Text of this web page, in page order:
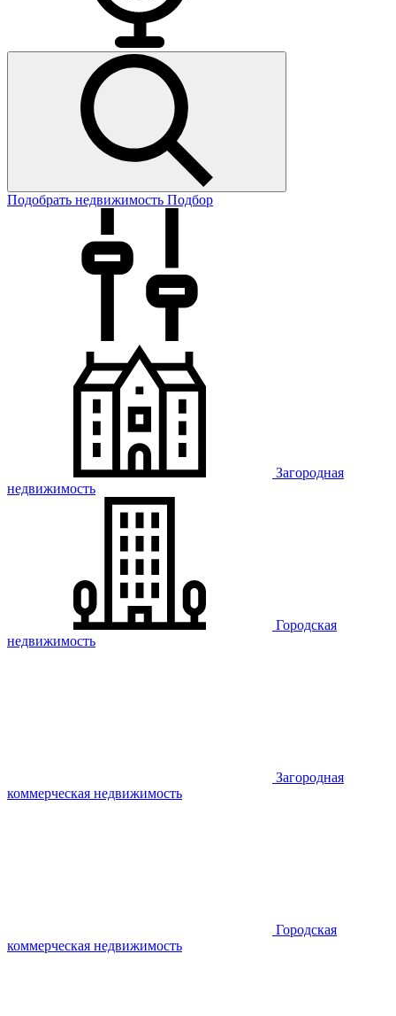
Подобрать недвижимость Подбор
Загородная
недвижимость
Городская
недвижимость
Загородная
коммерческая недвижимость
Городская
коммерческая недвижимость